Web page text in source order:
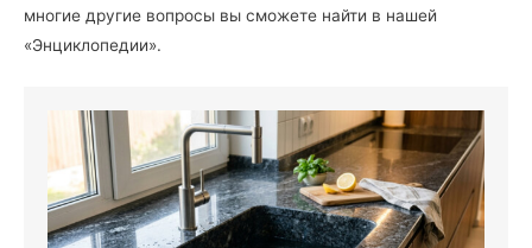
многие другие вопросы вы сможете найти в нашей
«Энциклопедии».